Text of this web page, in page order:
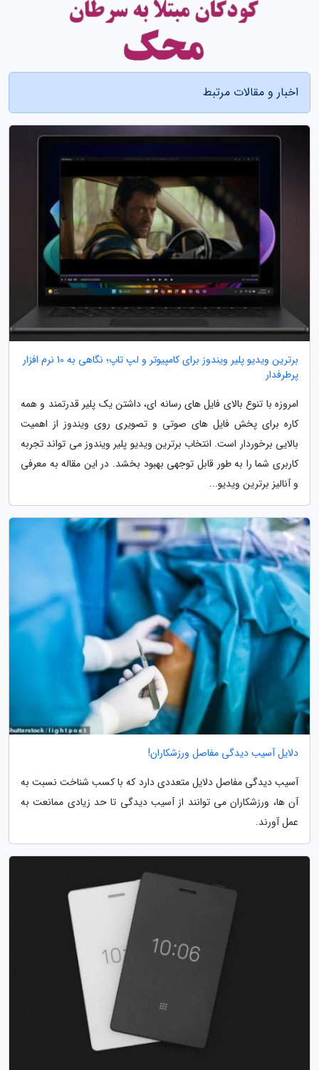
اخبار و مقالات مرتبط
برترین ویدیو پلیر ویندوز برای کامپیوتر و لپ تاپ؛ نگاهی به 10 نرم افزار
پرطرفدار
امروزه با تنوع بالای فایل های رسانه ای، داشتن یک پلیر قدرتمند و همه
کاره برای پخش فایل های صوتی و تصویری روی ویندوز از اهمیت
بالایی برخوردار است. انتخاب برترین ویدیو پلیر ویندوز می تواند تجربه
کاربری شما را به طور قابل توجهی بهبود بخشد. در این مقاله به معرفی
و آنالیز برترین ویدیو...
دلایل آسیب دیدگی مفاصل ورزشکاران!
آسیب دیدگی مفاصل دلایل متعددی دارد که با کسب شناخت نسبت به
آن ها، ورزشکاران می توانند از آسیب دیدگی تا حد زیادی ممانعت به
عمل آورند.